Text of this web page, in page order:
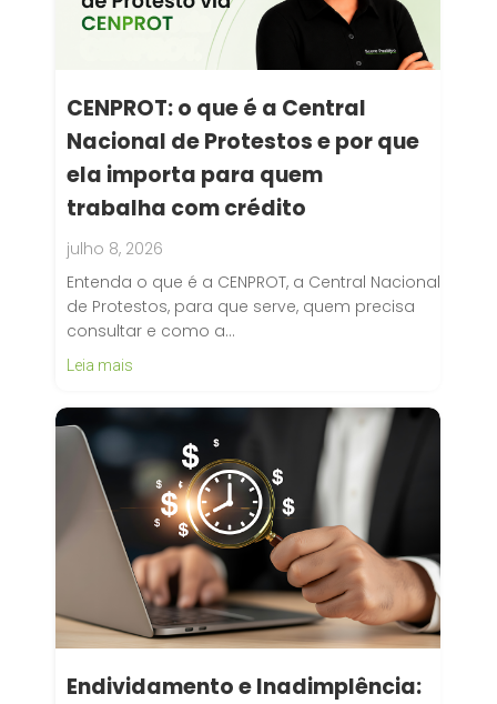
CENPROT: o que é a Central
Nacional de Protestos e por que
ela importa para quem
trabalha com crédito
julho 8, 2026
Entenda o que é a CENPROT, a Central Nacional
de Protestos, para que serve, quem precisa
consultar e como a…
Leia mais
Endividamento e Inadimplência: